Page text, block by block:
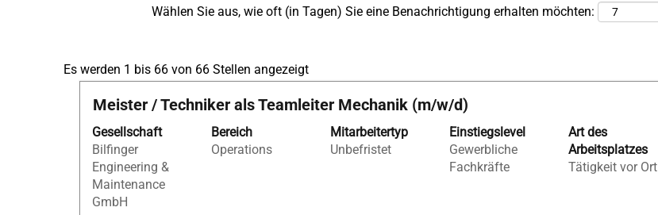
Wählen Sie aus, wie oft (in Tagen) Sie eine Benachrichtigung erhalten möchten:
Es werden 1 bis 66 von 66 Stellen angezeigtSuchergebnisse
für
"".
werden
Stellenbezeichnung
Meister / Techniker als Teamleiter Mechanik (m/w/d)
Gesellschaft
Bilfinger
Engineering &
Maintenance
GmbH
Bereich
Operations
Mitarbeitertyp
Unbefristet
Einstiegslevel
Gewerbliche
Fachkräfte
Art des
Arbeitsplatzes
Tätigkeit vor Ort
Drücken
die
Leertaste,
um
die
Stelleninformationen